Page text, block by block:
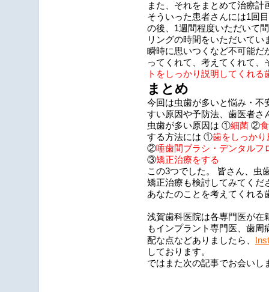
また、それをまとめて治療
そういった患者さんには1回
の後、1週間程度いただいて
リングの時間をいただいて
瞬時に思いつくなど不可能だ
ってくれて、考えてくれて、
トをしっかり説明してくれる
まとめ
今回は虫歯が多いと悩み・不
すい原因や予防法、歯医者さ
虫歯が多い原因は ①細菌 ②
する方法には ①歯をしっかり
②唾歯間ブラシ・デンタルフ
③矯正治療をする
この3つでした。 皆さん、虫
矯正治療も検討してみてくだ
あなたのことを考えてくれる
浅賀歯科医院は各専門医が在
もインプラント専門医、歯
配な点などありましたら、
しております。
ではまた次の記事でお会いし